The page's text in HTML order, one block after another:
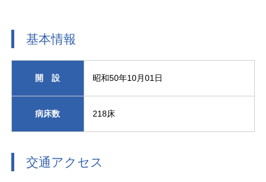
基本情報
開 設 昭和50年10月01日
病床数 218床
交通アクセス